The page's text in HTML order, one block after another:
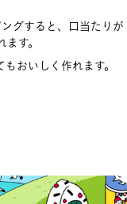
グすると、口当たりが
す。
おいしく作れます。